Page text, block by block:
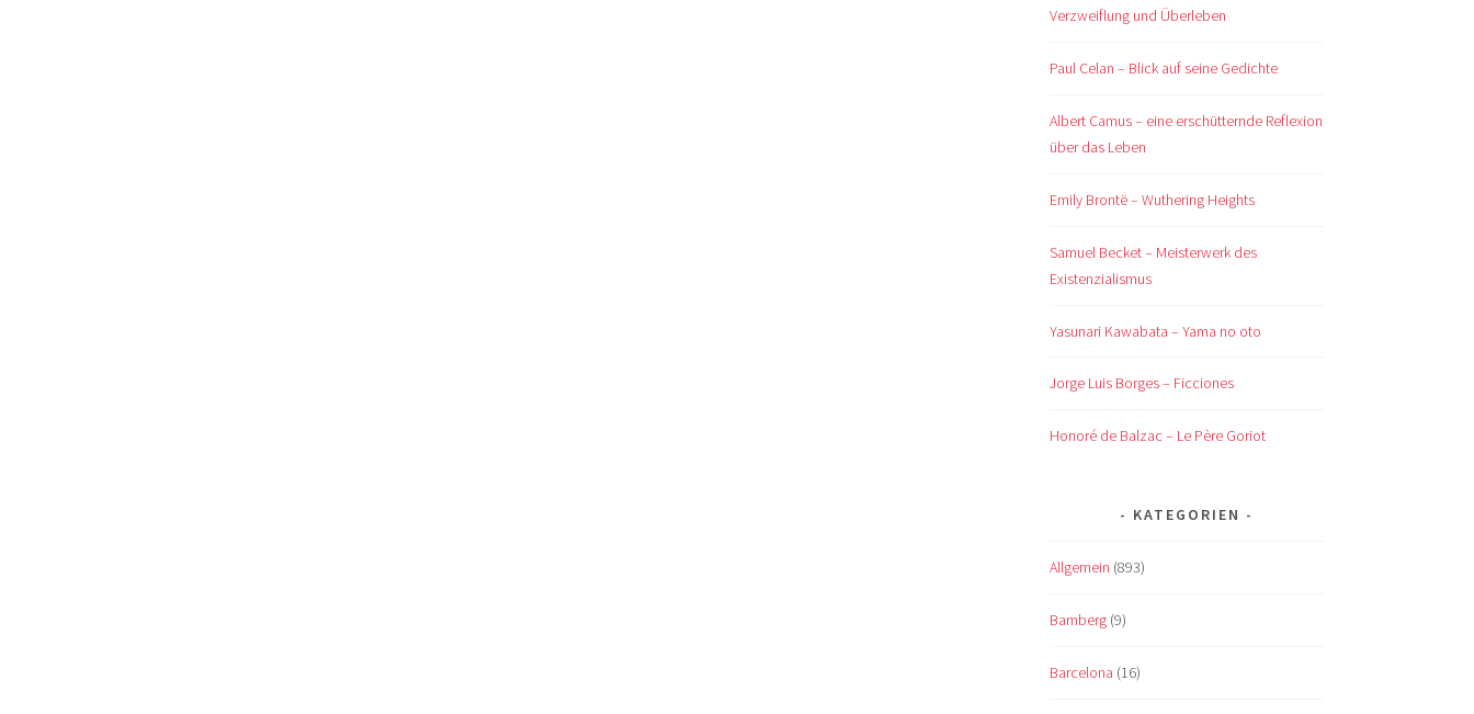
Verzweiflung und Überleben
Paul Celan – Blick auf seine Gedichte
Albert Camus – eine erschütternde Reflexion
über das Leben
Emily Brontë – Wuthering Heights
Samuel Becket – Meisterwerk des
Existenzialismus
Yasunari Kawabata – Yama no oto
Jorge Luis Borges – Ficciones
Honoré de Balzac – Le Père Goriot
KATEGORIEN
Allgemein (893)
Bamberg (9)
Barcelona (16)